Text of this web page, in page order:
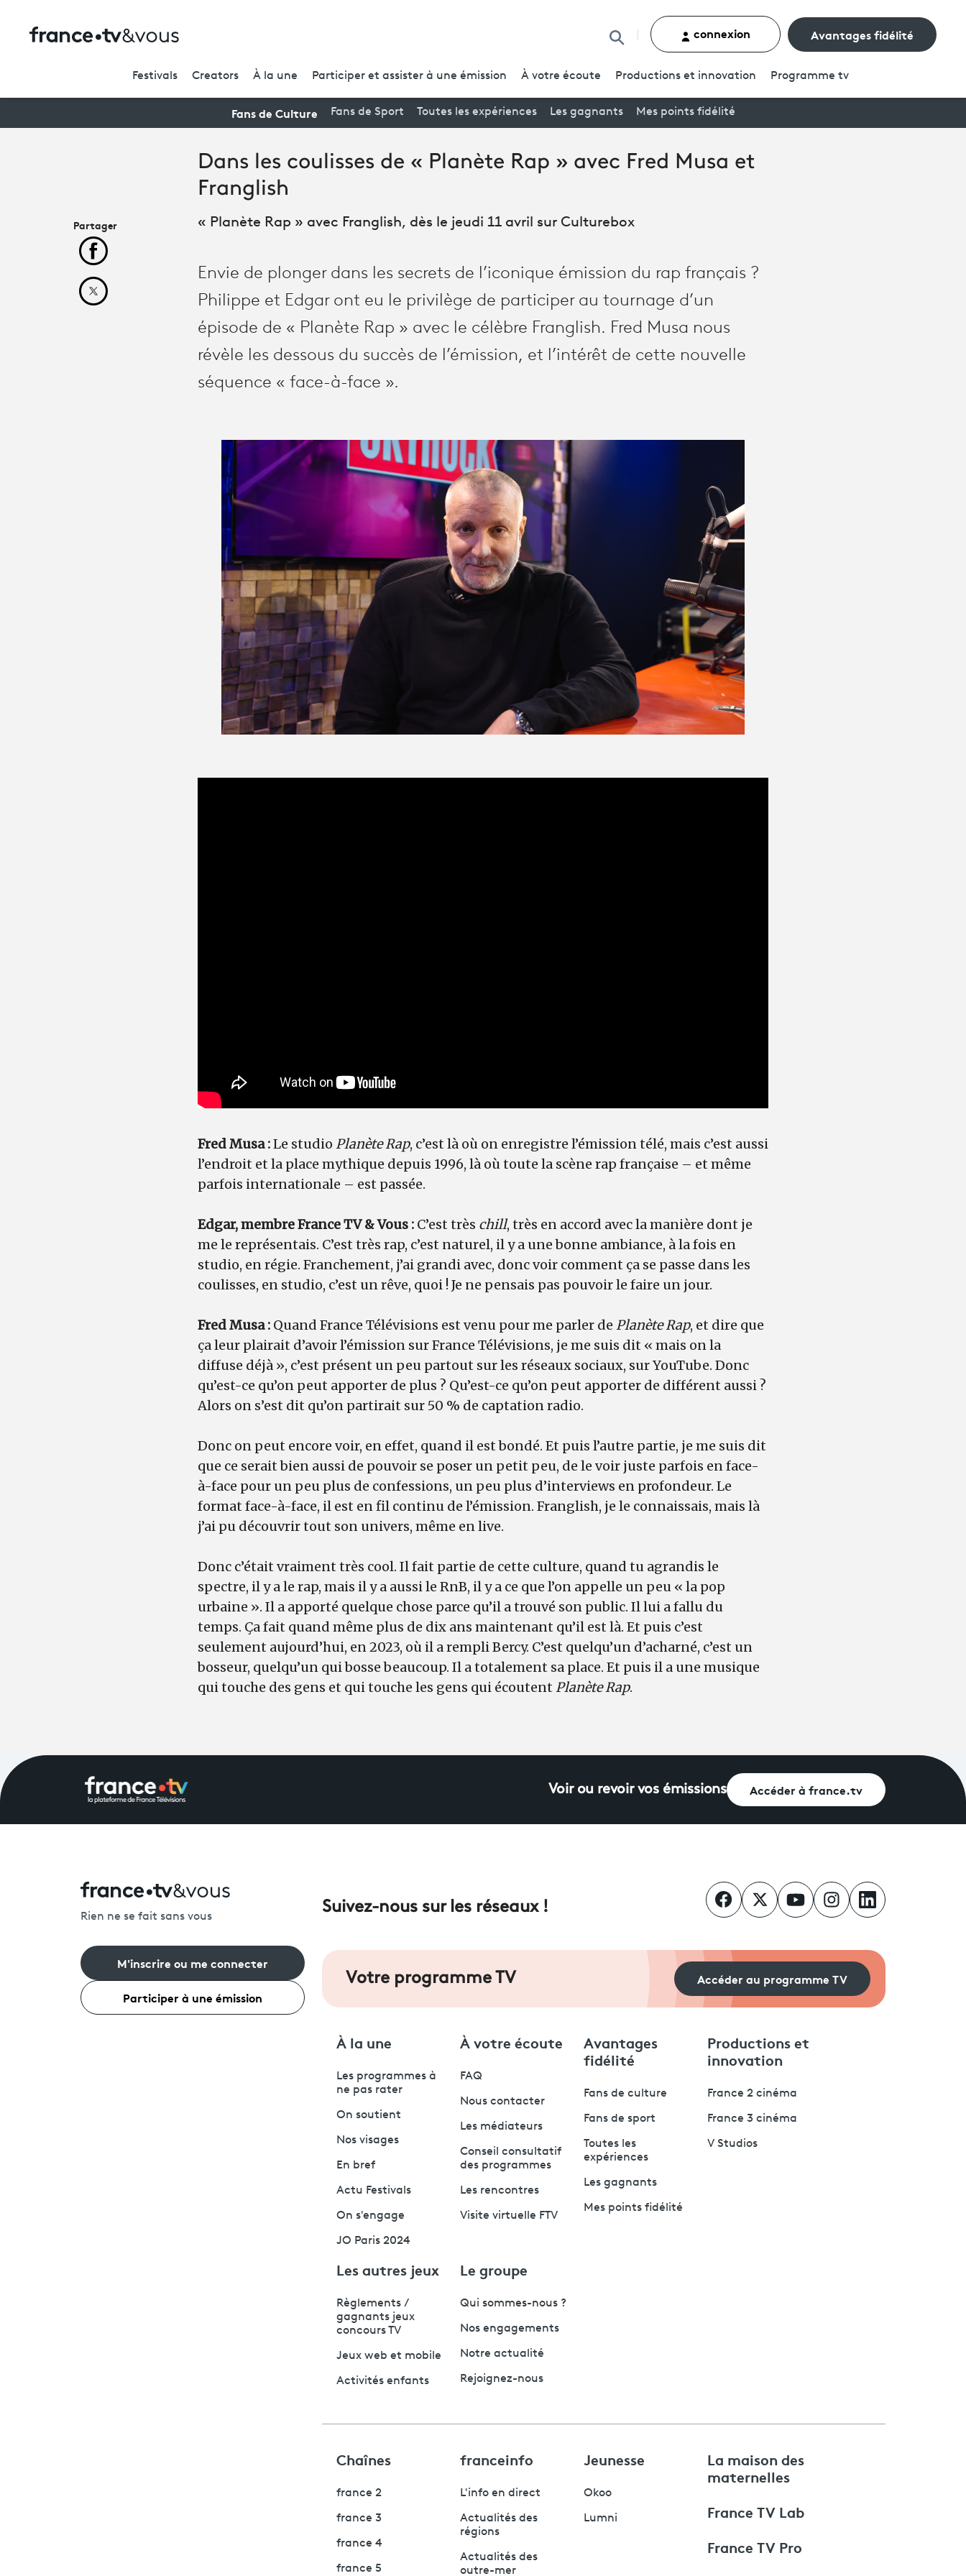
Rechercher un contenu
connexion Avantages fidélité
Festivals Creators À la une Participer et assister à une émission À votre écoute Productions et innovation Programme tv
Fans de Culture Fans de Sport Toutes les expériences Les gagnants Mes points fidélité
Dans les coulisses de « Planète Rap » avec Fred Musa et
Franglish
« Planète Rap » avec Franglish, dès le jeudi 11 avril sur Culturebox
Envie de plonger dans les secrets de l’iconique émission du rap français ?
Philippe et Edgar ont eu le privilège de participer au tournage d’un
épisode de « Planète Rap » avec le célèbre Franglish. Fred Musa nous
révèle les dessous du succès de l’émission, et l’intérêt de cette nouvelle
séquence « face-à-face ».
Fred Musa :Le studio Planète Rap, c’est là où on enregistre l’émission télé, mais c’est aussi
l’endroit et la place mythique depuis 1996, là où toute la scène rap française – et même
parfois internationale – est passée.
Edgar, membre France TV & Vous : C’est très chill, très en accord avec la manière dont je
me le représentais. C’est très rap, c’est naturel, il y a une bonne ambiance, à la fois en
studio, en régie. Franchement, j’ai grandi avec, donc voir comment ça se passe dans les
coulisses, en studio, c’est un rêve, quoi ! Je ne pensais pas pouvoir le faire un jour.
Fred Musa : Quand France Télévisions est venu pour me parler de Planète Rap, et dire que
ça leur plairait d’avoir l’émission sur France Télévisions, je me suis dit « mais on la
diffuse déjà », c’est présent un peu partout sur les réseaux sociaux, sur YouTube. Donc
qu’est-ce qu’on peut apporter de plus ? Qu’est-ce qu’on peut apporter de différent aussi ?
Alors on s’est dit qu’on partirait sur 50 % de captation radio.
Donc on peut encore voir, en effet, quand il est bondé. Et puis l’autre partie, je me suis dit
que ce serait bien aussi de pouvoir se poser un petit peu, de le voir juste parfois en face-
à-face pour un peu plus de confessions, un peu plus d’interviews en profondeur. Le
format face-à-face, il est en fil continu de l’émission. Franglish, je le connaissais, mais là
j’ai pu découvrir tout son univers, même en live.
Donc c’était vraiment très cool. Il fait partie de cette culture, quand tu agrandis le
spectre, il y a le rap, mais il y a aussi le RnB, il y a ce que l’on appelle un peu « la pop
urbaine ». Il a apporté quelque chose parce qu’il a trouvé son public. Il lui a fallu du
temps. Ça fait quand même plus de dix ans maintenant qu’il est là. Et puis c’est
seulement aujourd’hui, en 2023, où il a rempli Bercy. C’est quelqu’un d’acharné, c’est un
bosseur, quelqu’un qui bosse beaucoup. Il a totalement sa place. Et puis il a une musique
qui touche des gens et qui touche les gens qui écoutent Planète Rap.
Partager
Partager cet article sur Facebook
Partager cet article sur X
Voir ou revoir vos émissions Accéder à france.tv
Rien ne se fait sans vous
M'inscrire ou me connecter
Participer à une émission
Suivez-nous sur les réseaux !
Votre programme TV Accéder au programme TV
À la une
Les programmes à
ne pas rater
On soutient
Nos visages
En bref
Actu Festivals
On s'engage
JO Paris 2024
À votre écoute
FAQ
Nous contacter
Les médiateurs
Conseil consultatif
des programmes
Les rencontres
Visite virtuelle FTV
Avantages
fidélité
Fans de culture
Fans de sport
Toutes les
expériences
Les gagnants
Mes points fidélité
Productions et
innovation
France 2 cinéma
France 3 cinéma
V Studios
Les autres jeux
Règlements /
gagnants jeux
concours TV
Jeux web et mobile
Activités enfants
Le groupe
Qui sommes-nous ?
Nos engagements
Notre actualité
Rejoignez-nous
Chaînes
france 2
france 3
france 4
france 5
franceinfo
L'info en direct
Actualités des
régions
Actualités des
outre-mer
Jeunesse
Okoo
Lumni
La maison des
maternelles
France TV Lab
France TV Pro